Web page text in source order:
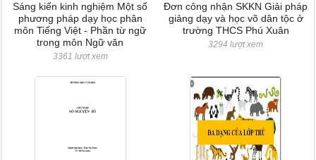
Sáng kiến kinh nghiệm Một số
phương pháp dạy học phân
môn Tiếng Việt - Phần từ ngữ
trong môn Ngữ văn
3361 lượt xem
Đơn công nhận SKKN Giải pháp
giảng dạy và học võ dân tộc ở
trường THCS Phú Xuân
3294 lượt xem